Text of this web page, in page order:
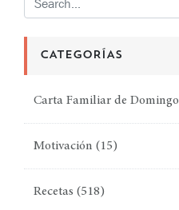
CATEGORÍAS
Carta Familiar de Domingo
Motivación (15)
Recetas (518)